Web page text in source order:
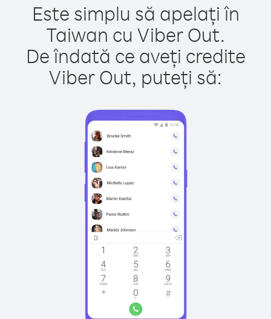
Este simplu să apelați în
Taiwan cu Viber Out.
De îndată ce aveți credite
Viber Out, puteți să: